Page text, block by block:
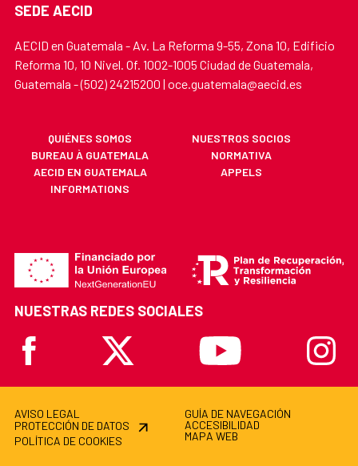
SEDE AECID
AECID en Guatemala - Av. La Reforma 9-55, Zona 10, Edificio
Reforma 10, 10 Nivel. Of. 1002-1005 Ciudad de Guatemala,
Guatemala - (502) 24215200 | oce.guatemala@aecid.es
QUIÉNES SOMOS
NUESTROS SOCIOS
BUREAU À GUATEMALA
NORMATIVA
AECID EN GUATEMALA
APPELS
INFORMATIONS
NUESTRAS REDES SOCIALES
Facebook
X Youtube
AVISO LEGAL
PROTECCIÓN DE DATOS
POLÍTICA DE COOKIES
GUÍA DE NAVEGACIÓN
ACCESIBILIDAD
MAPA WEB